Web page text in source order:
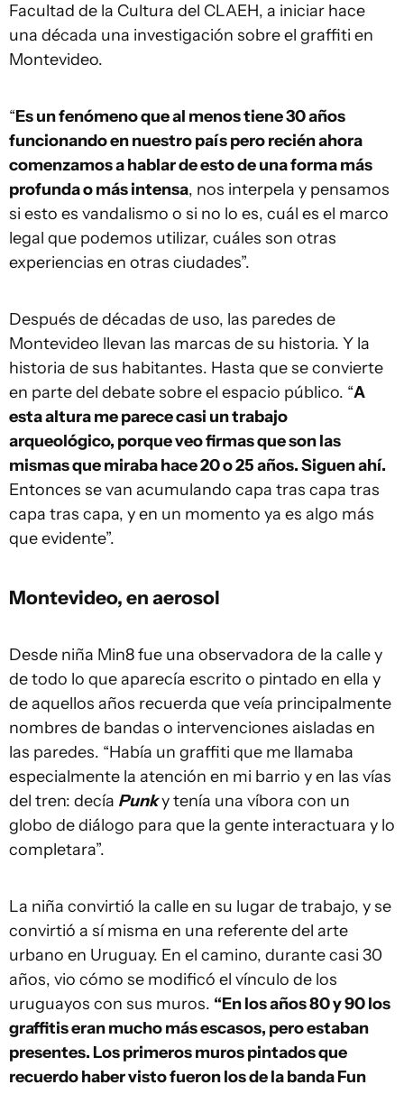
Facultad de la Cultura del CLAEH, a iniciar hace
una década una investigación sobre el graffiti en
Montevideo.
“Es un fenómeno que al menos tiene 30 años
funcionando en nuestro país pero recién ahora
comenzamos a hablar de esto de una forma más
profunda o más intensa, nos interpela y pensamos
si esto es vandalismo o si no lo es, cuál es el marco
legal que podemos utilizar, cuáles son otras
experiencias en otras ciudades”.
Después de décadas de uso, las paredes de
Montevideo llevan las marcas de su historia. Y la
historia de sus habitantes. Hasta que se convierte
en parte del debate sobre el espacio público. “A
esta altura me parece casi un trabajo
arqueológico, porque veo firmas que son las
mismas que miraba hace 20 o 25 años. Siguen ahí.
Entonces se van acumulando capa tras capa tras
capa tras capa, y en un momento ya es algo más
que evidente”.
Montevideo, en aerosol
Desde niña Min8 fue una observadora de la calle y
de todo lo que aparecía escrito o pintado en ella y
de aquellos años recuerda que veía principalmente
nombres de bandas o intervenciones aisladas en
las paredes. “Había un graffiti que me llamaba
especialmente la atención en mi barrio y en las vías
del tren: decía Punky tenía una víbora con un
globo de diálogo para que la gente interactuara y lo
completara”.
La niña convirtió la calle en su lugar de trabajo, y se
convirtió a sí misma en una referente del arte
urbano en Uruguay. En el camino, durante casi 30
años, vio cómo se modificó el vínculo de los
uruguayos con sus muros. “En los años 80 y 90 los
graffitis eran mucho más escasos, pero estaban
presentes. Los primeros muros pintados que
recuerdo haber visto fueron los de la banda Fun